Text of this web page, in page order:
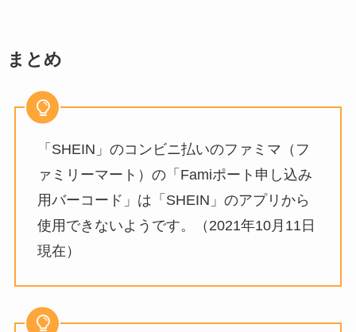
まとめ
「SHEIN」のコンビニ払いのファミマ（フ
ァミリーマート）の「Famiポート申し込み
用バーコード」は「SHEIN」のアプリから
使用できないようです。（2021年10月11日
現在）